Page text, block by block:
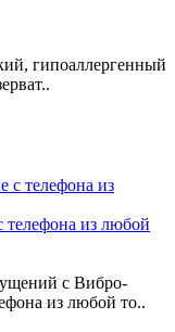
гипоаллергенный
телефона из любой
с Вибро-
из любой то..